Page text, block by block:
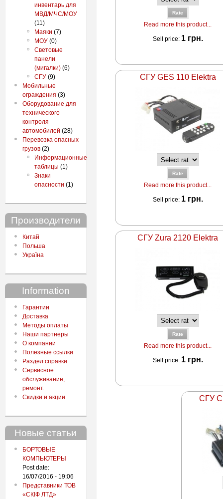
инвентарь для
МВД/МЧС/МОУ
(11)
Маяки (7)
МОУ (0)
Световые
панели
(мигалки) (6)
СГУ (9)
Мобильные
ограждения (3)
Оборудование для
технического
контроля
автомобилей (28)
Перевозка опасных
грузов (2)
Информационные
таблицы (1)
Знаки
опасности (1)
Производители
Китай
Польша
Україна
Information
Гарантии
Доставка
Методы оплаты
Наши партнеры
О компании
Полезные ссылки
Раздел справки
Сервисное
обслуживание,
ремонт.
Скидки и акции
Новые статьи
БОРТОВЫЕ
КОМПЬЮТЕРЫ
Post date:
16/07/2016 - 19:06
Представники ТОВ
«СКІФ ЛТД»
Read more this product...
Sell price: 1 грн.
СГУ GES 110 Elektra
Read more this product...
Sell price: 1 грн.
СГУ Zura 2120 Elektra
Read more this product...
Sell price: 1 грн.
СГУ